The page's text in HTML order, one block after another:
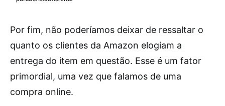
Por fim, não poderíamos deixar de ressaltar o
quanto os clientes da Amazon elogiam a
entrega do item em questão. Esse é um fator
primordial, uma vez que falamos de uma
compra online.